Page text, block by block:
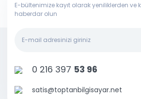
E-bültenimize kayıt olarak yeniliklerden
haberdar olun
0 216 397 53 96
satis@toptanbilgisayar.net